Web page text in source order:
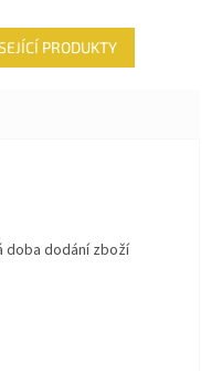
PRODUKTY
5 hvězdiček.
doba dodání zboží
5 hvězdiček.